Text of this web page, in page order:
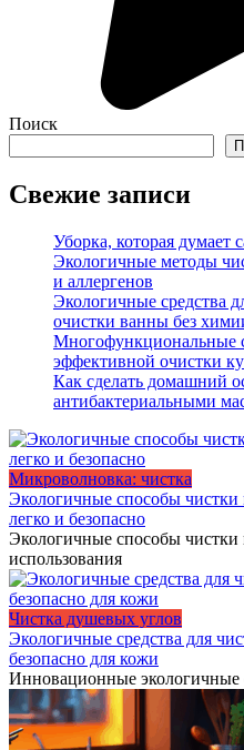
Поиск
Свежие записи
Уборка, которая думает
Экологичные методы
и аллергенов
Экологичные средства
очистки ванны без
Многофункциональные
эффективной очистки
Как сделать домашний
антибактериальными
Микроволновка: чистка
Экологичные способы
легко и безопасно
Экологичные способы чистки
использования
Чистка душевых углов
Экологичные средства для
безопасно для кожи
Инновационные экологичные